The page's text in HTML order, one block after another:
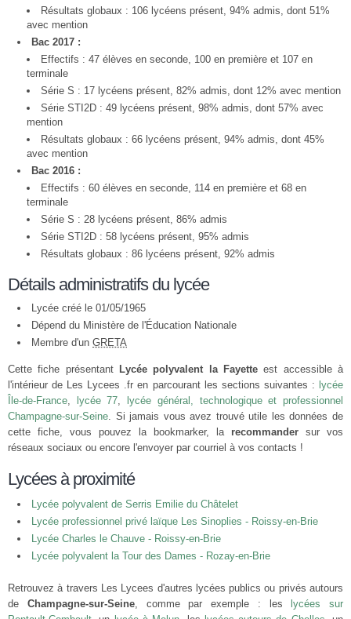
Résultats globaux : 106 lycéens présent, 94% admis, dont 51%
avec mention
Bac 2017 :
Effectifs : 47 élèves en seconde, 100 en première et 107 en
terminale
Série S : 17 lycéens présent, 82% admis, dont 12% avec mention
Série STI2D : 49 lycéens présent, 98% admis, dont 57% avec
mention
Résultats globaux : 66 lycéens présent, 94% admis, dont 45%
avec mention
Bac 2016 :
Effectifs : 60 élèves en seconde, 114 en première et 68 en
terminale
Série S : 28 lycéens présent, 86% admis
Série STI2D : 58 lycéens présent, 95% admis
Résultats globaux : 86 lycéens présent, 92% admis
Détails administratifs du lycée
Lycée créé le 01/05/1965
Dépend du Ministère de l'Éducation Nationale
Membre d'un GRETA
Cette fiche présentant Lycée polyvalent la Fayette est accessible à
l'intérieur de Les Lycees .fr en parcourant les sections suivantes : lycée
Île-de-France, lycée 77,
lycée général, technologique et professionnel
Champagne-sur-Seine. Si jamais vous avez trouvé utile les données de
cette fiche, vous pouvez la bookmarker, la recommander sur vos
réseaux sociaux ou encore l'envoyer par courriel à vos contacts !
Lycées à proximité
Lycée polyvalent de Serris Emilie du Châtelet
Lycée professionnel privé laïque Les Sinoplies - Roissy-en-Brie
Lycée Charles le Chauve - Roissy-en-Brie
Lycée polyvalent la Tour des Dames - Rozay-en-Brie
Retrouvez à travers Les Lycees d'autres lycées publics ou privés autours
de Champagne-sur-Seine, comme par exemple : les
lycées sur